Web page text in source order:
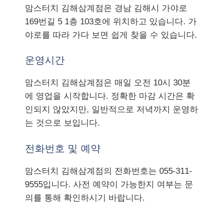
맘스터치 김해삼계점은 경남 김해시 가야로
169번길 5 1층 103호에 위치하고 있습니다. 가
야로를 따라 가다 보면 쉽게 찾을 수 있습니다.
운영시간
맘스터치 김해삼계점은 매일 오전 10시 30분
에 영업을 시작합니다. 정확한 마감 시간은 확
인되지 않았지만, 일반적으로 저녁까지 운영하
는 것으로 보입니다.
전화번호 및 예약
맘스터치 김해삼계점의 전화번호는 055-311-
9555입니다. 사전 예약이 가능한지 여부는 문
의를 통해 확인하시기 바랍니다.